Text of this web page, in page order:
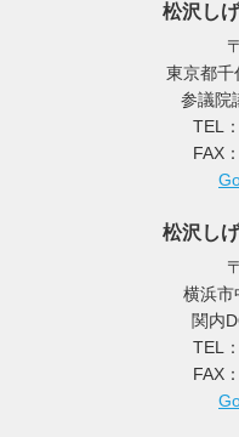
松沢し
東京都千
参議院
TEL
FAX
松沢し
横浜市
関内
TEL
FAX